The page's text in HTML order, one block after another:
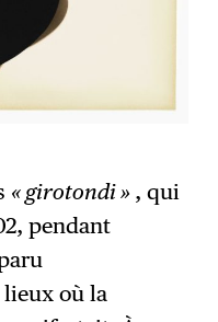
« girotondi » , qui
pendant
où la